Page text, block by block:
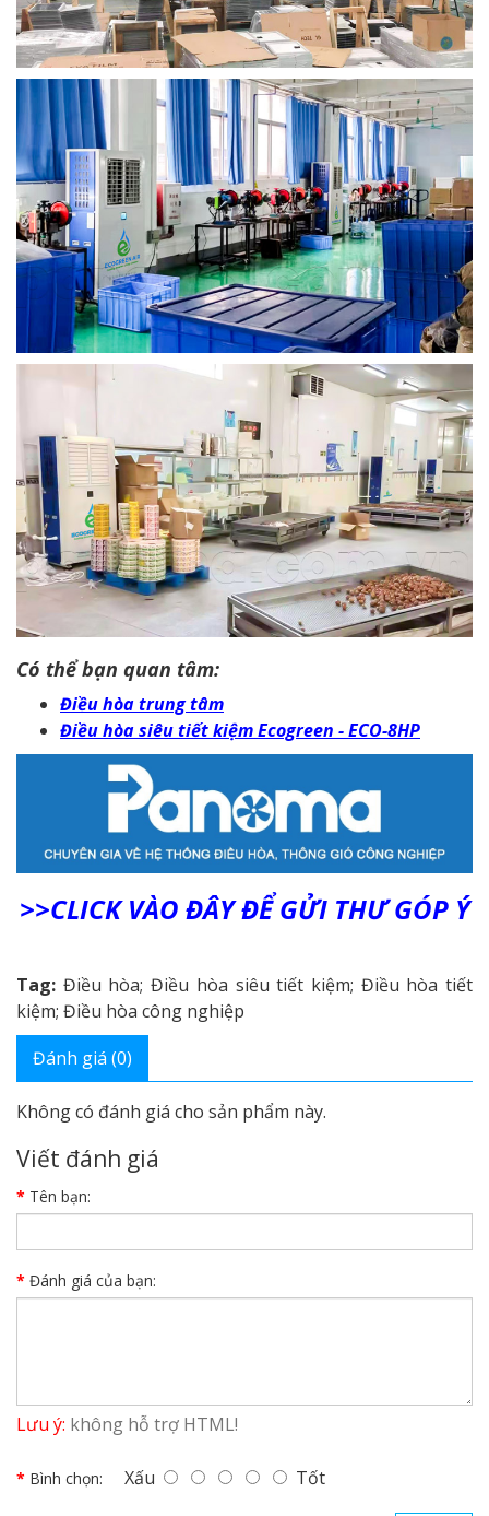
Có thể bạn quan tâm:
Điều hòa trung tâm
Điều hòa siêu tiết kiệm Ecogreen - ECO-8HP
>>CLICK VÀO ĐÂY ĐỂ GỬI THƯ GÓP Ý
Tag: Điều hòa; Điều hòa siêu tiết kiệm; Điều hòa tiết
kiệm; Điều hòa công nghiệp
Đánh giá (0)
Không có đánh giá cho sản phẩm này.
Viết đánh giá
Tên bạn:
Đánh giá của bạn:
Lưu ý: không hỗ trợ HTML!
Bình chọn: Xấu Tốt